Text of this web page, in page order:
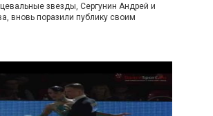
звезды, Сергунин Андрей и
вновь поразили публику своим